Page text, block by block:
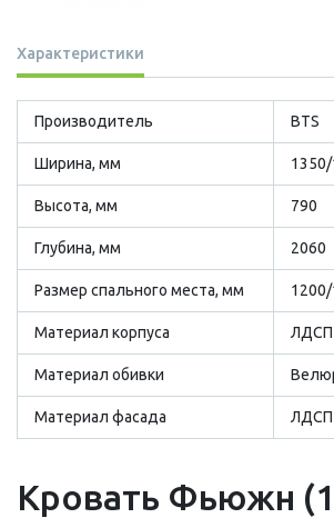
Характеристики
Производитель BTS
Ширина, мм
Высота, мм 790
Глубина, мм 2060
Размер cпального места, мм
Материал корпуса ЛДСП
Материал обивки
Материал фасада ЛДСП
Кровать Фьюжн